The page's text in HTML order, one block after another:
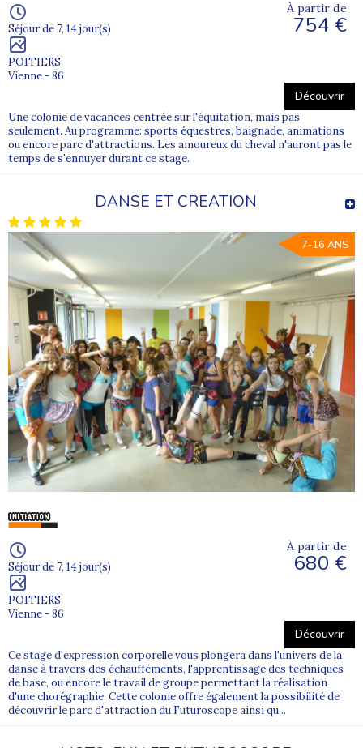
Séjour de 7, 14 jour(s)
POITIERS
Vienne - 86
À partir de
754 €
Découvrir
Une colonie de vacances centrée sur l'équitation, mais pas
seulement. Au programme: sports équestres, baignade, animations
ou encore parc d'attractions. Les amoureux du cheval n'auront pas le
temps de s'ennuyer durant ce stage.
DANSE ET CREATION
7-16 ANS
Séjour de 7, 14 jour(s)
POITIERS
Vienne - 86
À partir de
680 €
Découvrir
Ce stage d'expression corporelle vous plongera dans l'univers de la
danse à travers des échauffements, l'apprentissage des techniques
de base, ou encore le travail de groupe permettant la réalisation
d'une chorégraphie. Cette colonie offre également la possibilité de
découvrir le parc d'attraction du Futuroscope ainsi qu...